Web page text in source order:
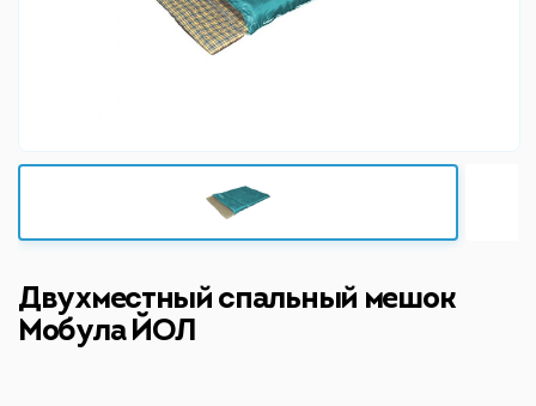
Двухместный спальный мешок
Мобула ЙОЛ